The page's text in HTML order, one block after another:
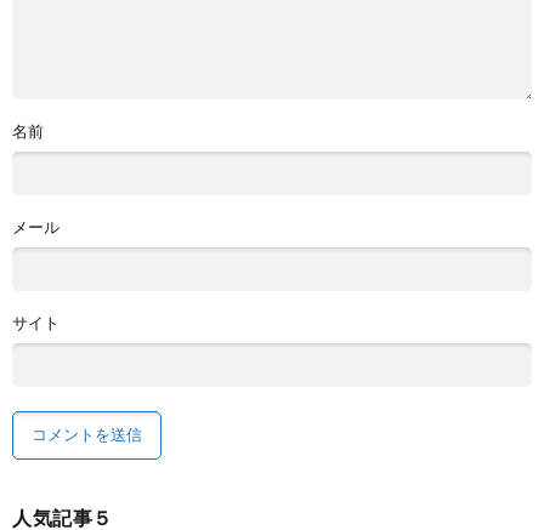
名前
メール
サイト
人気記事５